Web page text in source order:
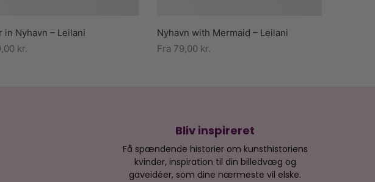
in Nyhavn – Leilani
kr.
Nyhavn with Mermaid – Leilani
Fra 79,00 kr.
Bliv inspireret
Få spændende historier om kunsthistoriens
kvinder, inspiration til din billedvæg og
gaveidéer, som dine nærmeste vil elske.